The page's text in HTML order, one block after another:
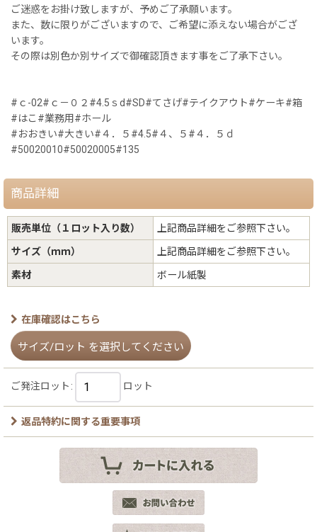
ご迷惑をお掛け致しますが、予めご了承願います。
また、数に限りがございますので、ご希望に添えない場合がござ
います。
その際は別色か別サイズで御確認頂きます事をご了承下さい。
#ｃ-02#ｃ－０２#4.5ｓd#SD#てさげ#テイクアウト#ケーキ#箱
#はこ#業務用#ホール
#おおきい#大きい#４．５#4.5#４、５#４．５ｄ
#50020010#50020005#135
商品詳細
販売単位（１ロット入り数） 上記商品詳細をご参照下さい。
サイズ（ｍｍ） 上記商品詳細をご参照下さい。
素材 ボール紙製
在庫確認はこちら
サイズ/ロット を選択してください
ご発注ロット : ロット
返品特約に関する重要事項